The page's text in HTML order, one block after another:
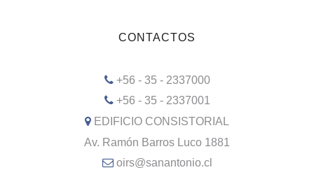
CONTACTOS
+56 - 35 - 2337000
+56 - 35 - 2337001
EDIFICIO CONSISTORIAL
Av. Ramón Barros Luco 1881
oirs@sanantonio.cl